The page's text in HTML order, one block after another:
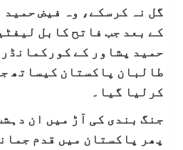
گل نہ کرسکے، وہ فیض
کے بعد جب فاتح کابل
حمید پشاور کے
طالبان پاکستان کیساتھ
کرلیا گیا۔
جنگ بندی کی آڑ میں ان
پھر پاکستان میں قدم